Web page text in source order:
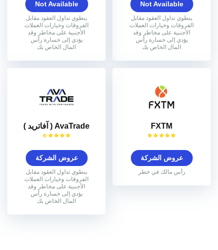
Not Available
ينطوي تداول العقود مقابل
الفروقات وخيارات العملات
الأجنبية على مخاطر وقد
يؤدي إلى خسارة رأس
المال الخاص بك
Not Available
ينطوي تداول العقود مقابل
الفروقات وخيارات العملات
الأجنبية على مخاطر وقد
يؤدي إلى خسارة رأس
المال الخاص بك
FXTM
عروض الشركة
رأس مالك في خطر
AvaTrade ( آفاتريد )
عروض الشركة
ينطوي تداول العقود مقابل
الفروقات وخيارات العملات
الأجنبية على مخاطر وقد
يؤدي إلى خسارة رأس
المال الخاص بك